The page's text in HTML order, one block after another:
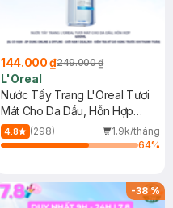
144.000 ₫249.000 ₫
L'Oreal
Nước Tẩy Trang L'Oreal Tươi
Mát Cho Da Dầu, Hỗn Hợp
400ml
4.8 (298)
1.9k/tháng
64%
-38%